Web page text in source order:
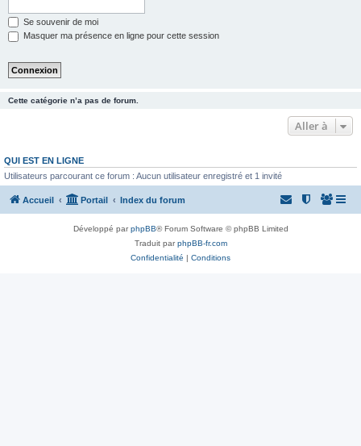
Se souvenir de moi
Masquer ma présence en ligne pour cette session
Cette catégorie n’a pas de forum.
Aller à
QUI EST EN LIGNE
Utilisateurs parcourant ce forum : Aucun utilisateur enregistré et 1 invité
Accueil Portail Index du forum
Développé parphpBB® Forum Software © phpBB Limited
Traduit parphpBB-fr.com
Confidentialité | Conditions